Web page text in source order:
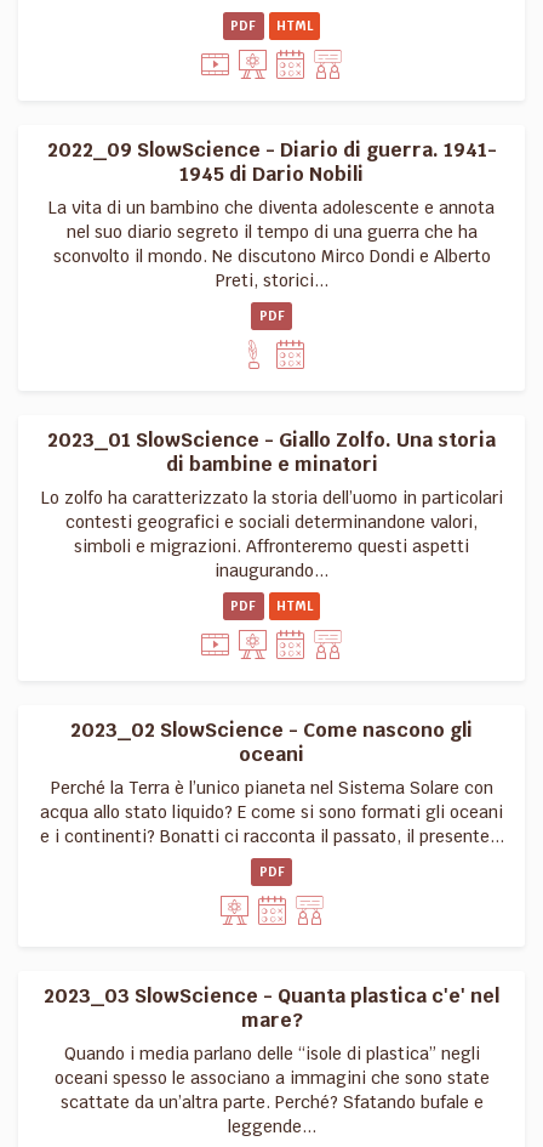
PDF HTML
2022_09 SlowScience - Diario di guerra. 1941-
1945 di Dario Nobili
La vita di un bambino che diventa adolescente e annota
nel suo diario segreto il tempo di una guerra che ha
sconvolto il mondo. Ne discutono Mirco Dondi e Alberto
Preti, storici...
PDF
2023_01 SlowScience - Giallo Zolfo. Una storia
di bambine e minatori
Lo zolfo ha caratterizzato la storia dell’uomo in particolari
contesti geografici e sociali determinandone valori,
simboli e migrazioni. Affronteremo questi aspetti
inaugurando...
PDF HTML
2023_02 SlowScience - Come nascono gli
oceani
Perché la Terra è l’unico pianeta nel Sistema Solare con
acqua allo stato liquido? E come si sono formati gli oceani
e i continenti? Bonatti ci racconta il passato, il presente...
PDF
2023_03 SlowScience - Quanta plastica c'e' nel
mare?
Quando i media parlano delle “isole di plastica” negli
oceani spesso le associano a immagini che sono state
scattate da un’altra parte. Perché? Sfatando bufale e
leggende...